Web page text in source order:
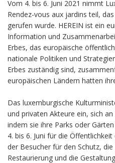
Vom 4. bis 6. Juni 2021 nimmt
Rendez-vous aux jardins teil,
gerufen wurde. HEREIN ist ein
Information und
Erbes, das europäische
nationale Politiken und
Erbes zuständig sind,
europäischen Ländern hatten
Das luxemburgische
und privaten Akteure ein, sich
indem sie ihre Parks oder
4. bis 6. Juni für die
der Besucher für den Schutz,
Restaurierung und die